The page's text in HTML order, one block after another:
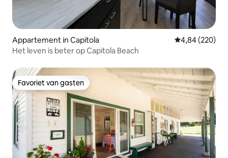
Appartement in Capitola Gemiddelde
4,84 (220)
Het leven is beter op Capitola Beach
Favoriet van gasten
Favoriet van gasten